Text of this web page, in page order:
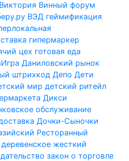
Виктория Винный форум
ВЭД геймификация
гипермаркер
цех готовая еда
Даниловский рынок
штрихкод Депо Дети
мир детский ритейл
Дикси
обслуживание
Дочки-Сыночки
Ресторанный
жесткий
закон о торговле